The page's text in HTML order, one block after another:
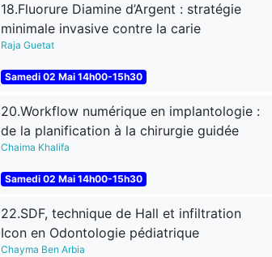
18.Fluorure Diamine d’Argent : stratégie
minimale invasive contre la carie
Raja Guetat
Samedi 02 Mai 14h00-15h30
20.Workflow numérique en implantologie :
de la planification à la chirurgie guidée
Chaima Khalifa
Samedi 02 Mai 14h00-15h30
22.SDF, technique de Hall et infiltration
Icon en Odontologie pédiatrique
Chayma Ben Arbia